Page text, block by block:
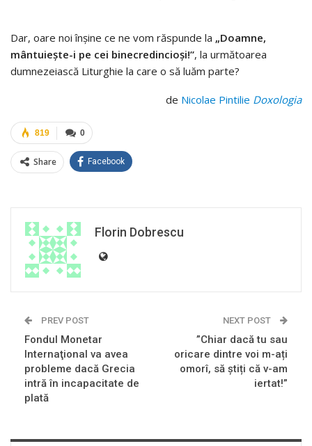
Dar, oare noi înșine ce ne vom răspunde la „Doamne,
mântuiește-i pe cei binecredincioși!”, la următoarea
dumnezeiască Liturghie la care o să luăm parte?
de Nicolae Pintilie Doxologia
0
819
Share Facebook
Florin Dobrescu
PREV POST
Fondul Monetar
Internaţional va avea
probleme dacă Grecia
intră în incapacitate de
plată
NEXT POST
”Chiar dacă tu sau
oricare dintre voi m-ați
omorî, să știți că v-am
iertat!”